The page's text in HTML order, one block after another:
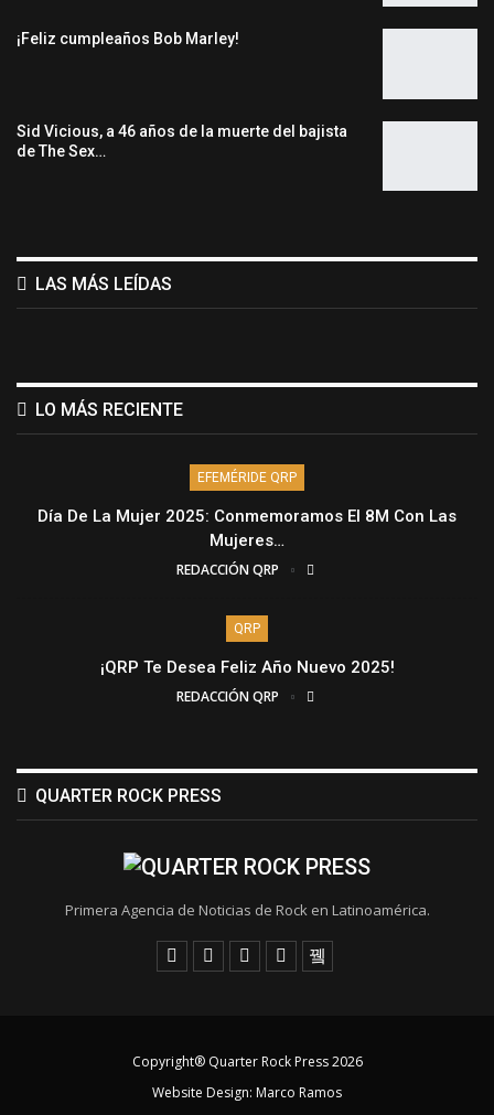
¡Feliz cumpleaños Bob Marley!
Sid Vicious, a 46 años de la muerte del bajista
de The Sex…
LAS MÁS LEÍDAS
LO MÁS RECIENTE
EFEMÉRIDE QRP
Día De La Mujer 2025: Conmemoramos El 8M Con Las
Mujeres…
REDACCIÓN QRP
QRP
¡QRP Te Desea Feliz Año Nuevo 2025!
REDACCIÓN QRP
QUARTER ROCK PRESS
Primera Agencia de Noticias de Rock en Latinoamérica.
Copyright® Quarter Rock Press 2026
Website Design: Marco Ramos